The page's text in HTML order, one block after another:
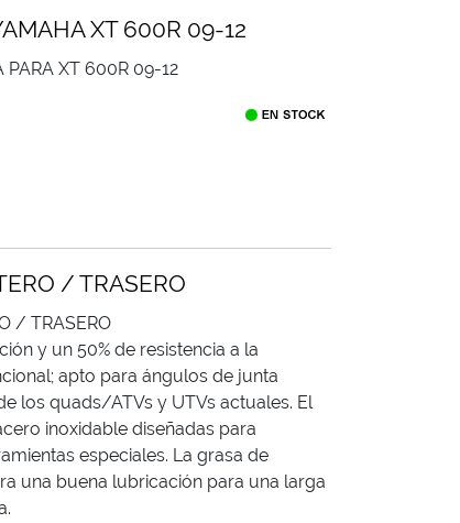
XT 600R 09-12
PARA XT 600R 09-12
/ TRASERO
/ TRASERO
y un 50% de resistencia a la
apto para ángulos de junta
los quads/ATVs y UTVs actuales. El
inoxidable diseñadas para
especiales. La grasa de
una buena lubricación para una larga